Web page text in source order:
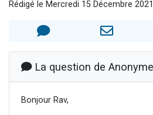
Il reste 49 places
12 nouvelles
Rédigé le Mercredi 15 Décembre 2021
La question de Anonyme
Bonjour Rav,